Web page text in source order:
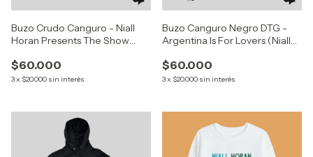
Buzo Crudo Canguro - Niall
Horan Presents The Show
$60.000
3x $20.000 sin interés
Buzo Canguro Negro DTG -
Argentina Is For Lovers (Niall
$60.000
3x $20.000 sin interés